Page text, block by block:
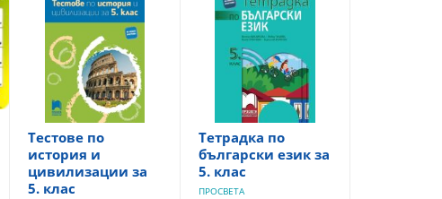
Тестове по
история и
цивилизации за
5. клас
Тетрадка по
български език за
5. клас
ПРОСВЕТА